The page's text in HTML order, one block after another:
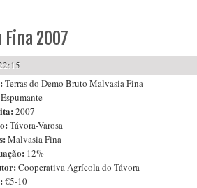
2007
Terras do Demo Bruto Malvasia Fina
Espumante
2007
Távora-Varosa
Malvasia Fina
12%
Cooperativa Agrícola do Távora
€5-10